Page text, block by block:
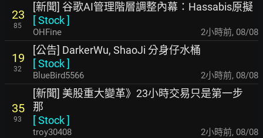
23
85
[新聞] 谷歌AI管理階層調整內幕：Hassabis原擬
[Stock]
OHFine 2小時前, 08/08
19
32
[公告] DarkerWu, ShaoJi 分身仔水桶
[Stock]
BlueBird5566 2小時前, 08/08
35
93
[新聞] 美股重大變革》23小時交易只是第一步
那
[Stock]
troy30408 2小時前, 08/08